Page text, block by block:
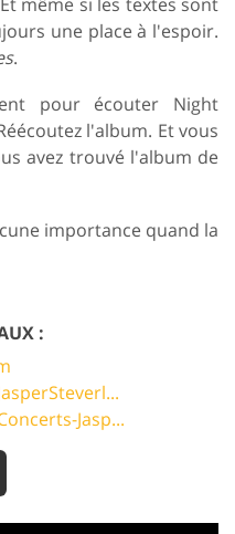
même si les textes sont
une place à l'espoir.
.
pour écouter Night
l'album. Et vous
avez trouvé l'album de
importance quand la
:
Jasp...